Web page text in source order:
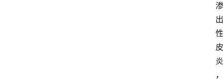
渗
出
性
皮
炎
，